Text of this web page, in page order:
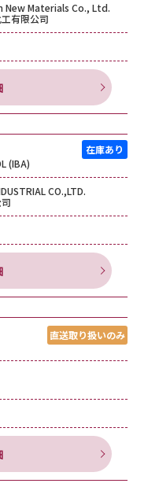
New Materials Co., Ltd.
有限公司
(IBA)
CO.,LTD.